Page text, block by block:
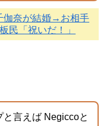
伽奈が結婚→お相手
民「祝いだ！」
言えば Negiccoと